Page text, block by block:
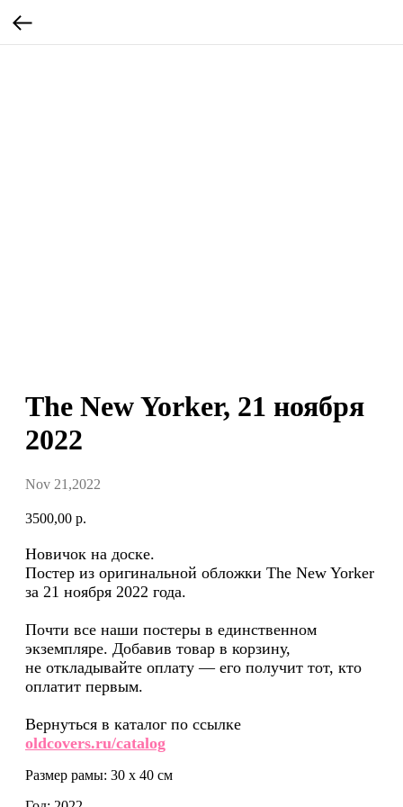
The New Yorker, 21 ноября
2022
Nov 21,2022
3500,00 р.
Новичок на доске.
Постер из оригинальной обложки The New Yorker
за 21 ноября 2022 года.
Почти все наши постеры в единственном
экземпляре. Добавив товар в корзину,
не откладывайте оплату — его получит тот, кто
оплатит первым.
Вернуться в каталог по ссылке
oldcovers.ru/catalog
Размер рамы: 30 x 40 см